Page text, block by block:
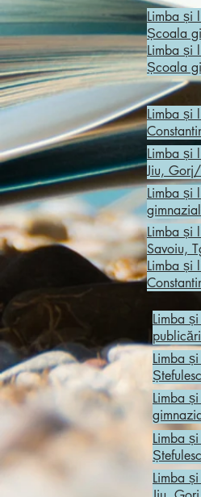
Limba și
Școala
Limba și
Școala
Limba și
Limba și
Jiu,
Limba și
Limba și
Savoiu,
Limba și
Limba
Limba
Limba
Limba
Limba